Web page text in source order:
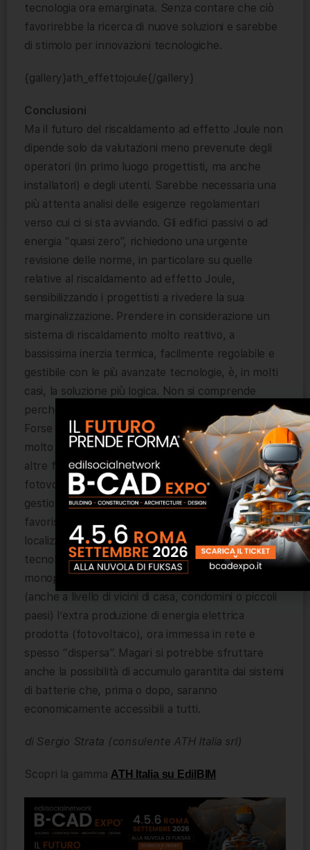
tecnologia ora emarginata. Senza contare che ciò
favorirebbe la ricerca di nuove soluzioni e sarebbe
di stimolo per innovazioni tecnologiche.
{gallery}ath_effettojoule{/gallery}
Conclusioni
Ma il futuro del riscaldamento ad effetto Joule non
dipende solo da valutazioni meno prevenute degli
operatori (in primo luogo progettisti, ma anche
installatori) e degli utenti. Sarebbe necessaria una
più attenta analisi delle esigenze regolamentari
verso cui ci si sta avviando. Gli edifici passivi o ad
energia “quasi zero”, richiedono una urgente
revisione delle norme, in particolare su quelle
relative al riscaldamento ad effetto Joule,
sensibilizzando i progettisti a rivedere la sua
marginalizzazione. Prendere in considerazione un
sistema di riscaldamento molto reattivo, a
bassissima inerzia termica, facilmente regolabile e
gestibile con le più avanzate tecnologie, è, in molti
casi, la soluzione più logica. Non si comprende
perché debba anche essere la più avversata.
Forse perché il riscaldamento elettrico diretto è
molto conveniente, non solo in abbinamento con
altre fonti energetiche rinnovabili (biomasse,
fotovoltaico e accumulatori, ecc.) e sistemi di
gestione intelligenti (telefono), ma anche perché
favorisce la diffusione delle reti di scambio
localizzato di energia (smart grid)? Certo se questa
tecnologia potesse superare l’ostacolo dei grandi
monopoli, sarebbe possibile sfruttare localmente
(anche a livello di vicini di casa, condomini o piccoli
paesi) l’extra produzione di energia elettrica
prodotta (fotovoltaico), ora immessa in rete e
spesso “dispersa”. Magari si potrebbe sfruttare
anche la possibilità di accumulo garantita dai sistemi
di batterie che, prima o dopo, saranno
economicamente accessibili a tutti.
di Sergio Strata (consulente ATH Italia srl)
Scopri la gamma ATH Italia su EdilBIM